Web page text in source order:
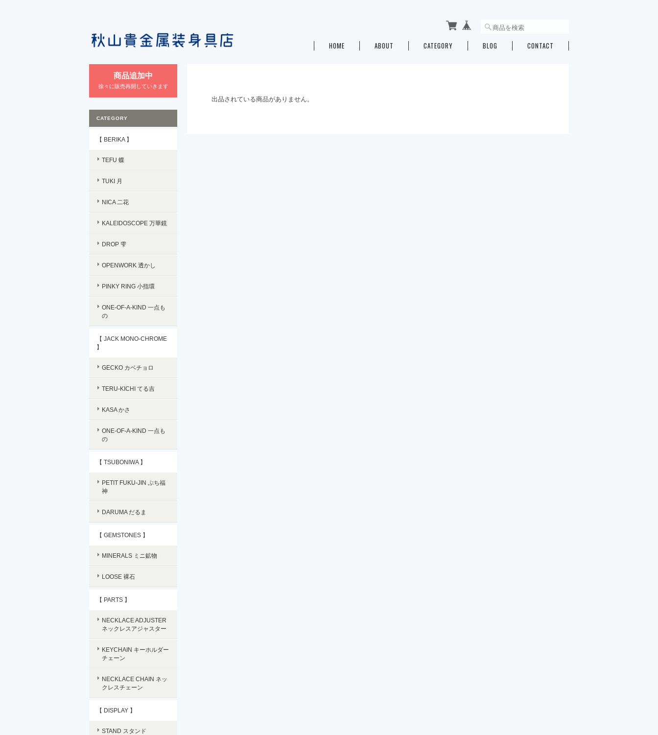
HOME ABOUT CATEGORY BLOG CONTACT
出品されている商品がありません。
商品追加中
徐々に販売再開していきます
CATEGORY
【 BERIKA 】
TEFU 蝶
TUKI 月
NICA 二花
KALEIDOSCOPE 万華鏡
DROP 雫
OPENWORK 透かし
PINKY RING 小指環
ONE-OF-A-KIND 一点も
の
【 JACK MONO-CHROME
】
GECKO カベチョロ
TERU-KICHI てる吉
KASA かさ
ONE-OF-A-KIND 一点も
の
【 TSUBONIWA 】
PETIT FUKU-JIN ぷち福
神
DARUMA だるま
【 GEMSTONES 】
MINERALS ミニ鉱物
LOOSE 裸石
【 PARTS 】
NECKLACE ADJUSTER
ネックレスアジャスター
KEYCHAIN キーホルダー
チェーン
NECKLACE CHAIN ネッ
クレスチェーン
【 DISPLAY 】
STAND スタンド